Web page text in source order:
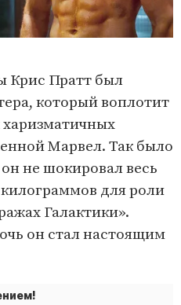
Крис Пратт был
который воплотит
харизматичных
Марвел. Так было
не шокировал весь
для роли
Галактики».
он стал настоящим